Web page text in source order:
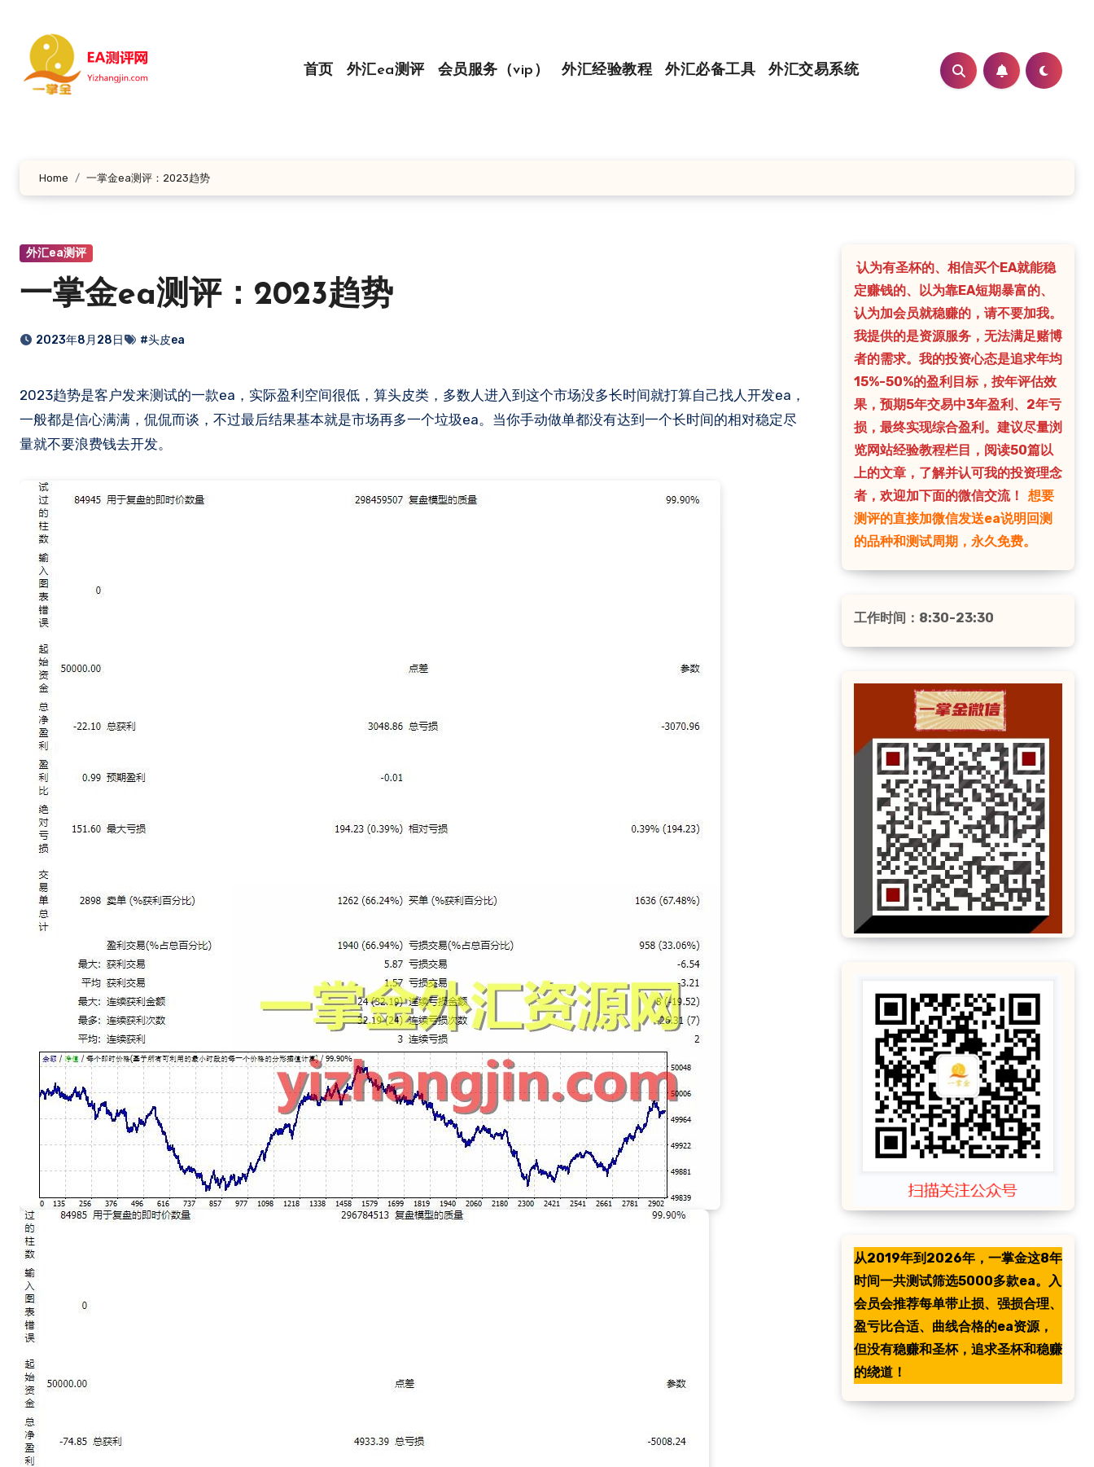
首页 外汇ea测评 会员服务（vip） 外汇经验教程 外汇必备工具 外汇交易系统
Home 一掌金ea测评：2023趋势
外汇ea测评
一掌金ea测评：2023趋势
2023年8月28日 #头皮ea
2023趋势是客户发来测试的一款ea，实际盈利空间很低，算头皮类，多数人进入到这个市场没多长时间就打算自己找人开发ea，
一般都是信心满满，侃侃而谈，不过最后结果基本就是市场再多一个垃圾ea。​当你手动做单都没有达到一个长时间的相对稳定尽
量就不要浪费钱去开发​。
认为有圣杯的、相信买个EA就能稳
定赚钱的、以为靠EA短期暴富的、
认为加会员就稳赚的，请不要加我。
我提供的是资源服务，无法满足赌博
者的需求。我的投资心态是追求年均
15%-50%的盈利目标，按年评估效
果，预期5年交易中3年盈利、2年亏
损，最终实现综合盈利。建议尽量浏
览网站经验教程栏目，阅读50篇以
上的文章，了解并认可我的投资理念
者，欢迎加下面的微信交流！
想要
测评的直接加微信发送ea说明回测
的品种和测试周期，永久免费。
工作时间：8:30-23:30
从2019年到2026年，一掌金这8年
时间一共测试筛选5000多款ea。入
会员会推荐每单带止损、强损合理、
盈亏比合适、曲线合格的ea资源，
但没有稳赚和圣杯，追求圣杯和稳赚
的绕道！